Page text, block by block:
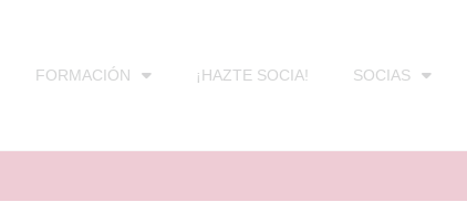
FORMACIÓN ¡HAZTE SOCIA! SOCIAS